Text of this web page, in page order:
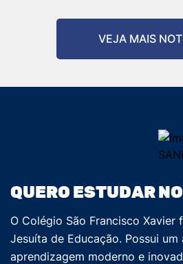
VEJA MAIS
QUERO ESTUDAR
O Colégio São Francisco Xavier
Jesuíta de Educação. Possui um
aprendizagem moderno e